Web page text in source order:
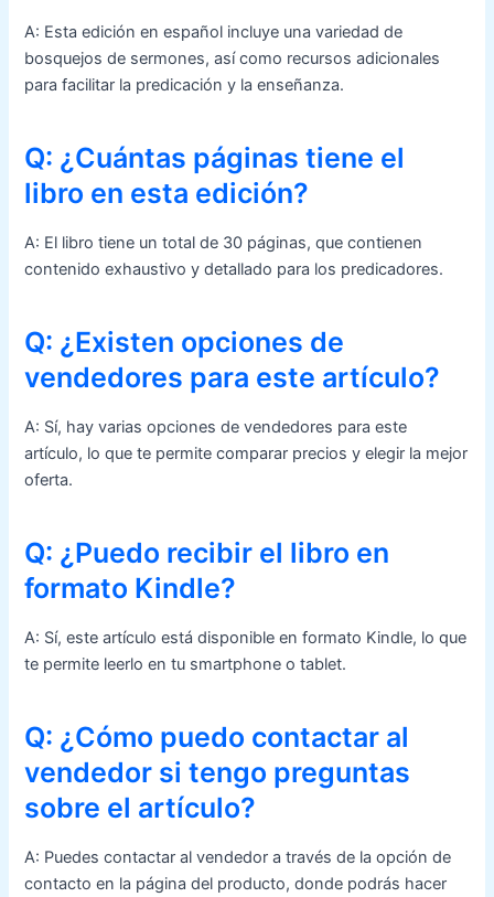
A: Esta edición en español incluye una variedad de
bosquejos de sermones, así como recursos adicionales
para facilitar la predicación y la enseñanza.
Q: ¿Cuántas páginas tiene el
libro en esta edición?
A: El libro tiene un total de 30 páginas, que contienen
contenido exhaustivo y detallado para los predicadores.
Q: ¿Existen opciones de
vendedores para este artículo?
A: Sí, hay varias opciones de vendedores para este
artículo, lo que te permite comparar precios y elegir la mejor
oferta.
Q: ¿Puedo recibir el libro en
formato Kindle?
A: Sí, este artículo está disponible en formato Kindle, lo que
te permite leerlo en tu smartphone o tablet.
Q: ¿Cómo puedo contactar al
vendedor si tengo preguntas
sobre el artículo?
A: Puedes contactar al vendedor a través de la opción de
contacto en la página del producto, donde podrás hacer